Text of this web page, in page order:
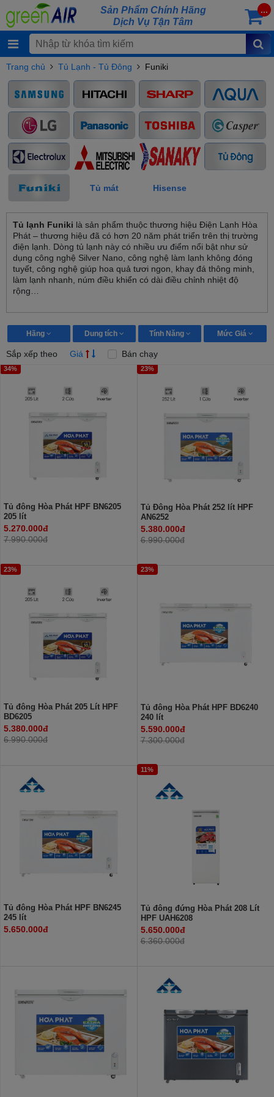
Sản Phẩm Chính Hãng
Dịch Vụ Tận Tâm
...
Trang chủ Tủ Lạnh - Tủ Đông Funiki
Tủ mát Hisense
Tủ lạnh Funiki là sản phẩm thuộc thương hiệu Điện Lạnh Hòa
Phát – thương hiệu đã có hơn 20 năm phát triển trên thị trường
điện lạnh. Dòng tủ lạnh này có nhiều ưu điểm nổi bật như sử
dụng công nghệ Silver Nano, công nghệ làm lạnh không đóng
tuyết, công nghệ giúp hoa quả tươi ngon, khay đá thông minh,
làm lạnh nhanh, núm điều khiển có dài điều chỉnh nhiệt độ
rộng…
Hãng Dung tích Tính Năng Mức Giá
Sắp xếp theo Giá Bán chạy
34%
Tủ đông Hòa Phát HPF BN6205
205 lít
5.270.000đ
7.990.000đ
23%
Tủ Đông Hòa Phát 252 lít HPF
AN6252
5.380.000đ
6.990.000đ
23%
Tủ đông Hòa Phát 205 Lít HPF
BD6205
5.380.000đ
6.990.000đ
23%
Tủ đông Hòa Phát HPF BD6240
240 lít
5.590.000đ
7.300.000đ
Tủ đông Hòa Phát HPF BN6245
245 lít
5.650.000đ
11%
Tủ đông đứng Hòa Phát 208 Lít
HPF UAH6208
5.650.000đ
6.360.000đ